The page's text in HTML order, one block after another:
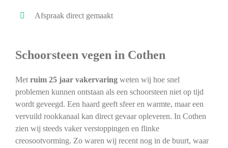
Afspraak direct gemaakt
Schoorsteen vegen in Cothen
Metruim 25 jaar vakervaringweten wij hoe snel
problemen kunnen ontstaan als een schoorsteen niet op tijd
wordt geveegd. Een haard geeft sfeer en warmte, maar een
vervuild rookkanaal kan direct gevaar opleveren. In Cothen
zien wij steeds vaker verstoppingen en flinke
creosootvorming. Zo waren wij recent nog in de buurt, waar